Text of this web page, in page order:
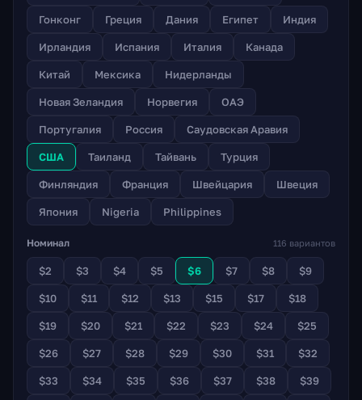
Гонконг Греция Дания Египет Индия
Ирландия Испания Италия Канада
Китай Мексика Нидерланды
Новая Зеландия Норвегия ОАЭ
Португалия Россия Саудовская Аравия
США Таиланд Тайвань Турция
Финляндия Франция Швейцария Швеция
Япония Nigeria Philippines
Номинал 116 вариантов
$2 $3 $4 $5 $6 $7 $8 $9
$10 $11 $12 $13 $15 $17 $18
$19 $20 $21 $22 $23 $24 $25
$26 $27 $28 $29 $30 $31 $32
$33 $34 $35 $36 $37 $38 $39